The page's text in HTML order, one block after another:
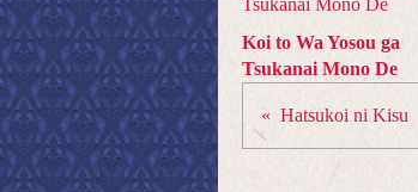
Koi to Wa Yosou ga
Tsukanai Mono De
Hatsukoi ni Kisu